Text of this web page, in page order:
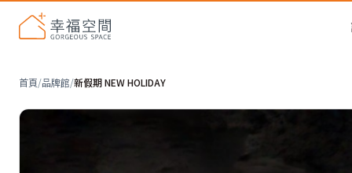
首頁/品牌館/新假期 NEW HOLIDAY